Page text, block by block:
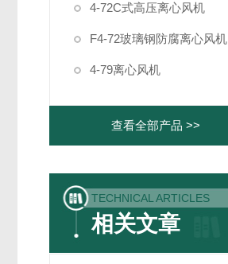
4-72C式高压离心风机
F4-72玻璃钢防腐离心风机
4-79离心风机
查看全部产品 >>
TECHNICAL ARTICLES
相关文章